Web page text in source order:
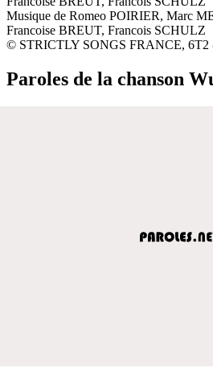
Musique de Romeo POIRIER, Marc
Francoise BREUT, Francois SCHULZ
© STRICTLY SONGS FRANCE, 6T2
Paroles de la chanson